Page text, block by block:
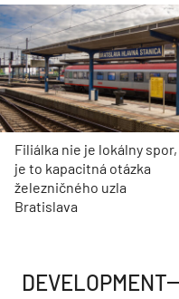
Filiálka nie je lokálny spor,
je to kapacitná otázka
železničného uzla
Bratislava
DEVELOPMENT